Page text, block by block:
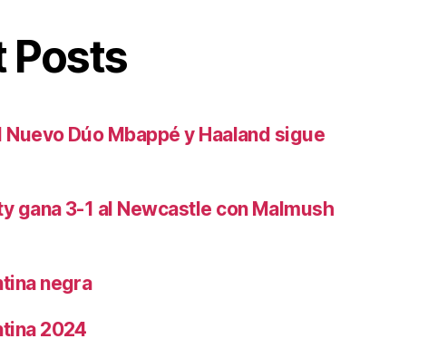
Posts
Dúo Mbappé y Haaland sigue
gana 3-1 al Newcastle con Malmush
negra
2024